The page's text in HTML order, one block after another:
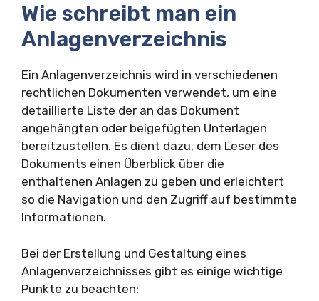
Wie schreibt man ein
Anlagenverzeichnis
Ein Anlagenverzeichnis wird in verschiedenen
rechtlichen Dokumenten verwendet, um eine
detaillierte Liste der an das Dokument
angehängten oder beigefügten Unterlagen
bereitzustellen. Es dient dazu, dem Leser des
Dokuments einen Überblick über die
enthaltenen Anlagen zu geben und erleichtert
so die Navigation und den Zugriff auf bestimmte
Informationen.
Bei der Erstellung und Gestaltung eines
Anlagenverzeichnisses gibt es einige wichtige
Punkte zu beachten: